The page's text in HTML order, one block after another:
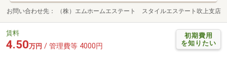
お問い合わせ先 （株）エムホームエステート スタイルエステート吹上支店
初期費用
を知りたい
賃料
4.50万円 / 管理費等 4000円